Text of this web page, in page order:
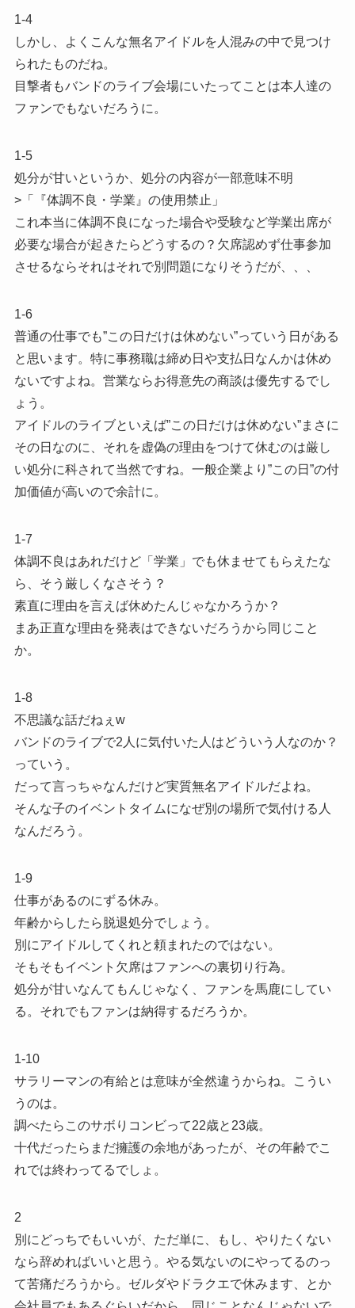
1-4
しかし、よくこんな無名アイドルを人混みの中で見つけ
られたものだね。
目撃者もバンドのライブ会場にいたってことは本人達の
ファンでもないだろうに。
1-5
処分が甘いというか、処分の内容が一部意味不明
>「『体調不良・学業』の使用禁止」
これ本当に体調不良になった場合や受験など学業出席が
必要な場合が起きたらどうするの？欠席認めず仕事参加
させるならそれはそれで別問題になりそうだが、、、
1-6
普通の仕事でも”この日だけは休めない”っていう日がある
と思います。特に事務職は締め日や支払日なんかは休め
ないですよね。営業ならお得意先の商談は優先するでし
ょう。
アイドルのライブといえば”この日だけは休めない”まさに
その日なのに、それを虚偽の理由をつけて休むのは厳し
い処分に科されて当然ですね。一般企業より”この日”の付
加価値が高いので余計に。
1-7
体調不良はあれだけど「学業」でも休ませてもらえたな
ら、そう厳しくなさそう？
素直に理由を言えば休めたんじゃなかろうか？
まあ正直な理由を発表はできないだろうから同じこと
か。
1-8
不思議な話だねぇw
バンドのライブで2人に気付いた人はどういう人なのか？
っていう。
だって言っちゃなんだけど実質無名アイドルだよね。
そんな子のイベントタイムになぜ別の場所で気付ける人
なんだろう。
1-9
仕事があるのにずる休み。
年齢からしたら脱退処分でしょう。
別にアイドルしてくれと頼まれたのではない。
そもそもイベント欠席はファンへの裏切り行為。
処分が甘いなんてもんじゃなく、ファンを馬鹿にしてい
る。それでもファンは納得するだろうか。
1-10
サラリーマンの有給とは意味が全然違うからね。こうい
うのは。
調べたらこのサボりコンビって22歳と23歳。
十代だったらまだ擁護の余地があったが、その年齢でこ
れでは終わってるでしょ。
2
別にどっちでもいいが、ただ単に、もし、やりたくない
なら辞めればいいと思う。やる気ないのにやってるのっ
て苦痛だろうから。ゼルダやドラクエで休みます、とか